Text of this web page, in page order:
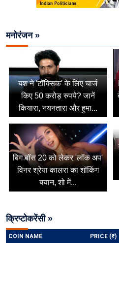
मनोरंजन »
यश ने 'टॉक्सिक' के लिए चार्ज
किए 50 करोड़ रुपये? जानें
कियारा, नयनतारा और हुमा...
बिग बॉस 20 को लेकर 'लॉक अप'
विनर श्रेया कालरा का शॉकिंग
बयान, शो में...
क्रिप्टोकरेंसी »